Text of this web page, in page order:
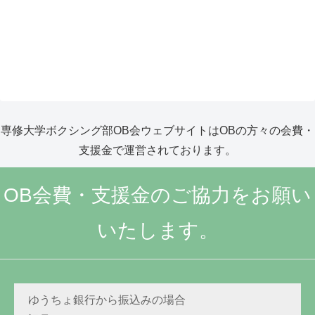
専修大学ボクシング部OB会ウェブサイトはOBの方々の会費・
支援金で運営されております。
OB会費・支援金のご協力をお願い
いたします。
ゆうちょ銀行から振込みの場合